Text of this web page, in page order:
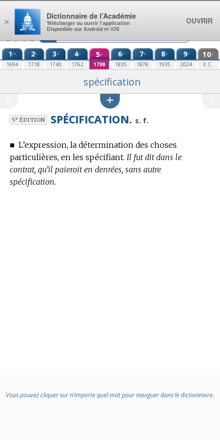
Aller au contenu
1re
1694
2e
1718
3e
1740
4e
1762
5e
1798
6e
1835
7e
1878
8e
1935
9e
2024
10e
E.C.
spécification
5eÉDITION SPÉCIFICATION. s. f.
■ L’expression, la détermination des choses
particulières, en les spécifiant. Il fut dit dans le
contrat, qu’il paieroit en denrées, sans autre
spécification.
Vous pouvez cliquer sur n’importe quel mot pour naviguer dans le dictionnaire.
×
Dictionnaire de l’Académie
Télécharger ou ouvrir l’application
Disponible sur Android et iOS
OUVRIR